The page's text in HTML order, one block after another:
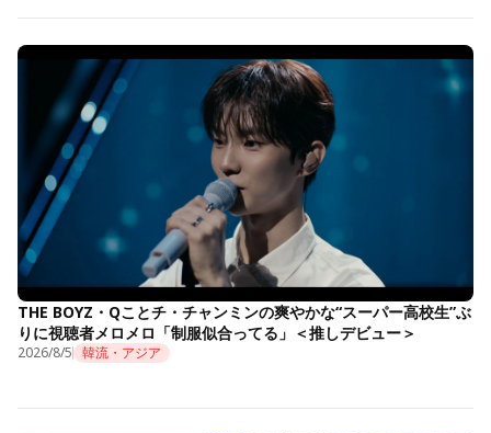
THE BOYZ・Qことチ・チャンミンの爽やかな“スーパー高校生”ぶ
りに視聴者メロメロ「制服似合ってる」＜推しデビュー＞
2026/8/5 韓流・アジア